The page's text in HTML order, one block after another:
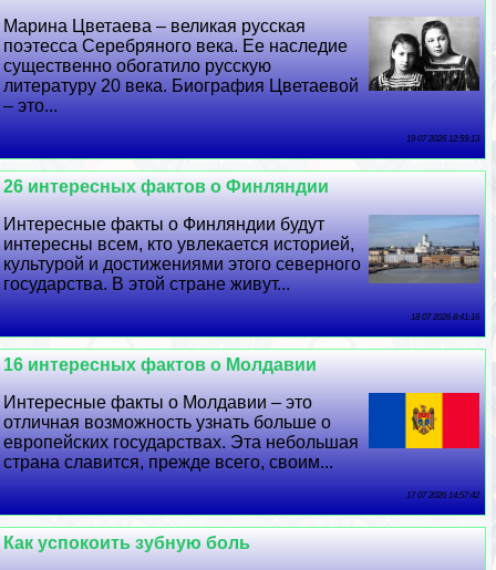
Марина Цветаева – великая русская
поэтесса Серебряного века. Ее наследие
существенно обогатило русскую
литературу 20 века. Биография Цветаевой
– это...
19 07 2026 12:59:13
26 интересных фактов о Финляндии
Интересные факты о Финляндии будут
интересны всем, кто увлекается историей,
культурой и достижениями этого северного
государства. В этой стране живут...
18 07 2026 8:41:16
16 интересных фактов о Молдавии
Интересные факты о Молдавии – это
отличная возможность узнать больше о
европейских государствах. Эта небольшая
страна славится, прежде всего, своим...
17 07 2026 14:57:42
Как успокоить зубную боль